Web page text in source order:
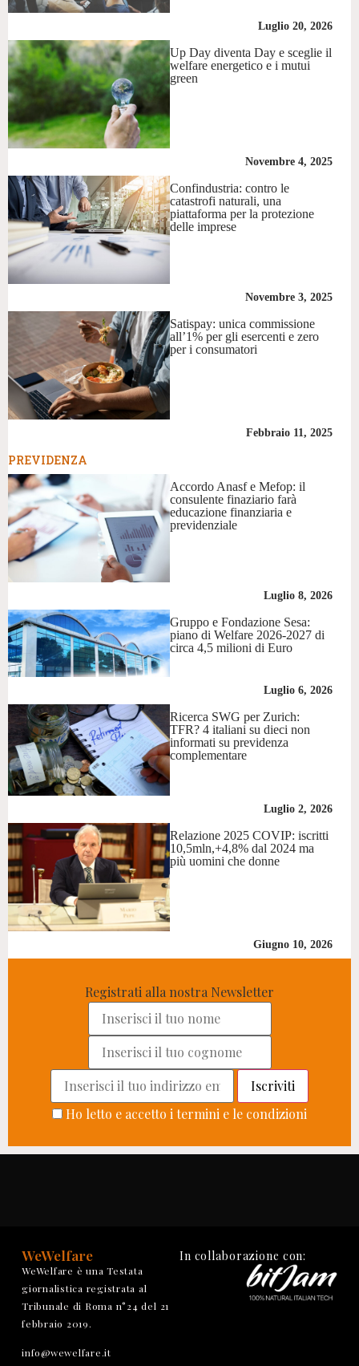
Luglio 20, 2026
Up Day diventa Day e sceglie il
welfare energetico e i mutui
green
Novembre 4, 2025
Confindustria: contro le
catastrofi naturali, una
piattaforma per la protezione
delle imprese
Novembre 3, 2025
Satispay: unica commissione
all’1% per gli esercenti e zero
per i consumatori
Febbraio 11, 2025
PREVIDENZA
Accordo Anasf e Mefop: il
consulente finaziario farà
educazione finanziaria e
previdenziale
Luglio 8, 2026
Gruppo e Fondazione Sesa:
piano di Welfare 2026-2027 di
circa 4,5 milioni di Euro
Luglio 6, 2026
Ricerca SWG per Zurich:
TFR? 4 italiani su dieci non
informati su previdenza
complementare
Luglio 2, 2026
Relazione 2025 COVIP: iscritti
10,5mln,+4,8% dal 2024 ma
più uomini che donne
Giugno 10, 2026
Registrati alla nostra Newsletter
Ho letto e accetto i termini e le condizioni
WeWelfare
WeWelfare è una Testata
giornalistica registrata al
Tribunale di Roma n°24 del 21
febbraio 2019.
info@wewelfare.it
In collaborazione con: